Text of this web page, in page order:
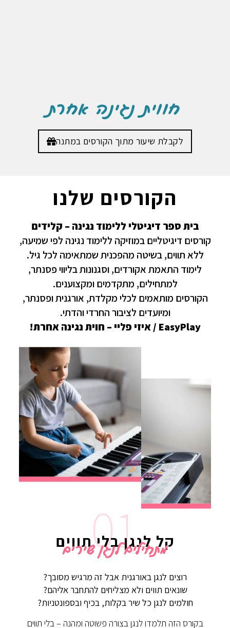
חווית נגינה אחרת
לקבלת שיעור מתוך הקורסים במתנה
הקורסים שלנו
בית ספר דיגיטלי ללימוד נגינה – קלידים
קורסים דיגיטליים במוזיקה ללימוד נגינה לפי שמיעה,
ללא תווים, בשיטה מהפכנית שמתאימה לכל גיל.
לימוד התאמת אקורדים, וסגנונות בליווי פסנתר,
למתחילים, מתקדמים ומקצוענים.
הקורסים מותאמים לכלי מקלדת, אורגנית ופסנתר,
ומיועדים לציבור החרדי והדתי.
EasyPlay / איזי פליי – חוית נגינה אחרת!
01
קל לנגן בלי תווים
מתחילים לנגן שירים
רוצים לנגן באורגנית אבל זה מרגיש מסובך?
שונאים תווים ולא מצליחים להתחבר אליהם?
חולמים לנגן כל שיר בקלות, בכיף ובספונטניות?
בקורס הזה תלמדו לנגן בצורה פשוטה ומהנה – בלי תווים